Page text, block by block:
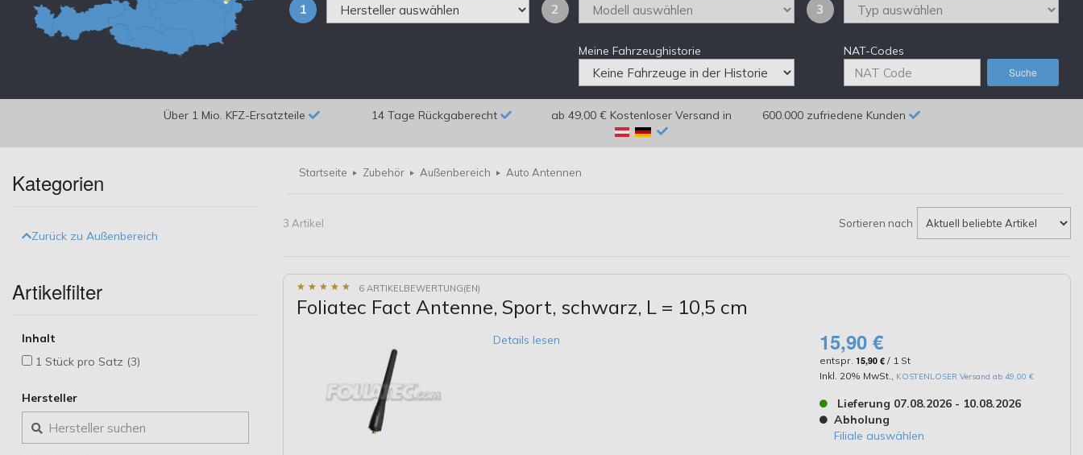
1 2 3
Meine Fahrzeughistorie NAT-Codes
Suche
Über 1 Mio. KFZ-Ersatzteile 14 Tage Rückgaberecht ab 49,00 € Kostenloser Versand in 600.000 zufriedene Kunden
Startseite Zubehör Außenbereich Auto Antennen
3 Artikel Sortieren nach
★ ★ ★ ★ ★
★ ★ ★ ★ ★ 6 ARTIKELBEWERTUNG(EN)
Foliatec Fact Antenne, Sport, schwarz, L = 10,5 cm
Details lesen 15,90 €
entspr.15,90 € / 1 St
Inkl. 20% MwSt., KOSTENLOSER Versand ab 49,00 €
Lieferung 07.08.2026 - 10.08.2026
Abholung
Filiale auswählen
Kategorien
Zurück zu Außenbereich
Artikelfilter
Inhalt
1 Stück pro Satz (3)
Hersteller